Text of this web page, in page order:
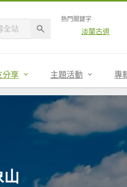
熱門關鍵字
淡蘭古道
分享 主題活動 專